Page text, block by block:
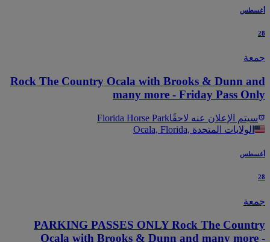
Rock The Country Ocala with Brooks & Dunn
many more - Friday Pass
الإعلان عنه لاحقًاFlorida Horse Park
Ocala, Florida, الولايات المتحدة
PARKING PASSES ONLY Rock The
Ocala with Brooks & Dunn and many